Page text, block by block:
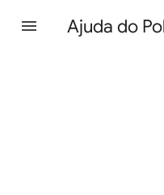
Ajuda do